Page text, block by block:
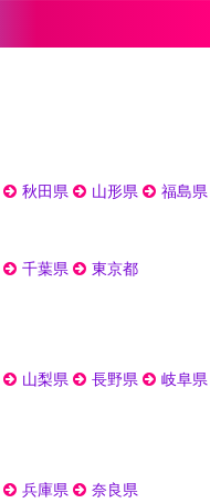
秋田県 山形県 福島県
千葉県
東京都
山梨県 長野県
岐阜県
兵庫県
奈良県